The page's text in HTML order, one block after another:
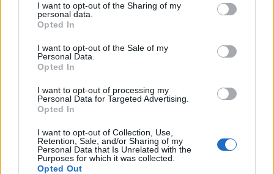
I want to opt-out of the Sharing of my
personal data.
Opted In
I want to opt-out of the Sale of my
Personal Data.
Opted In
I want to opt-out of processing my
Personal Data for Targeted Advertising.
Opted In
I want to opt-out of Collection, Use,
Retention, Sale, and/or Sharing of my
Personal Data that Is Unrelated with the
Purposes for which it was collected.
Opted Out
τις 1.000 μεγαλύτερες επιχειρήσεις.